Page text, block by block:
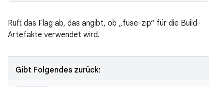
Ruft das Flag ab, das angibt, ob „fuse-zip“ für die Build-
Artefakte verwendet wird.
Gibt Folgendes zurück: